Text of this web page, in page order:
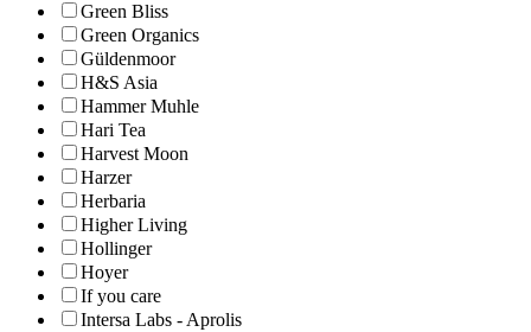
Green Bliss
Green Organics
Güldenmoor
H&S Asia
Hammer Muhle
Hari Tea
Harvest Moon
Harzer
Herbaria
Higher Living
Hollinger
Hoyer
If you care
Intersa Labs - Aprolis